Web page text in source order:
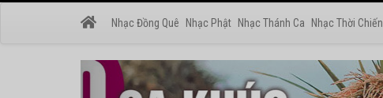
Nhạc Đồng Quê Nhạc Phật Nhạc Thánh Ca Nhạc Thời Chiến